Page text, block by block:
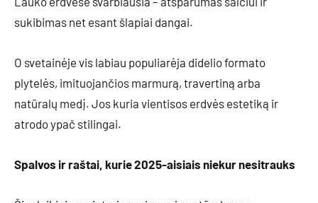
sukibimas net esant šlapiai dangai.
O svetainėje vis labiau populiarėja didelio formato
plytelės, imituojančios marmurą, travertiną arba
natūralų medį. Jos kuria vientisos erdvės estetiką ir
atrodo ypač stilingai.
Spalvos ir raštai, kurie 2025-aisiais niekur nesitrauks